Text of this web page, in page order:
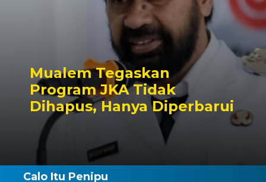
Mualem Tegaskan
Program JKA Tidak
Dihapus, Hanya Diperbarui
Calo Itu Penipu